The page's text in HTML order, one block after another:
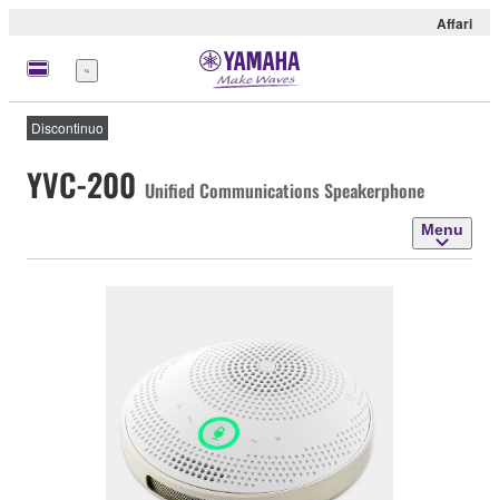
Affari
Menu
Discontinuo
YVC-200 Unified Communications Speakerphone
Menu